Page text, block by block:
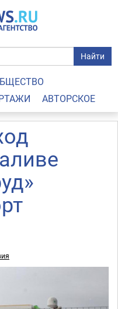
Найти
АВТОРСКОЕ